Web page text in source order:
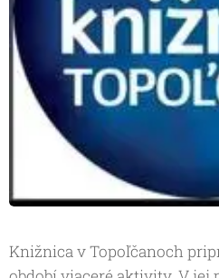
Knižnica v Topoľčanoch